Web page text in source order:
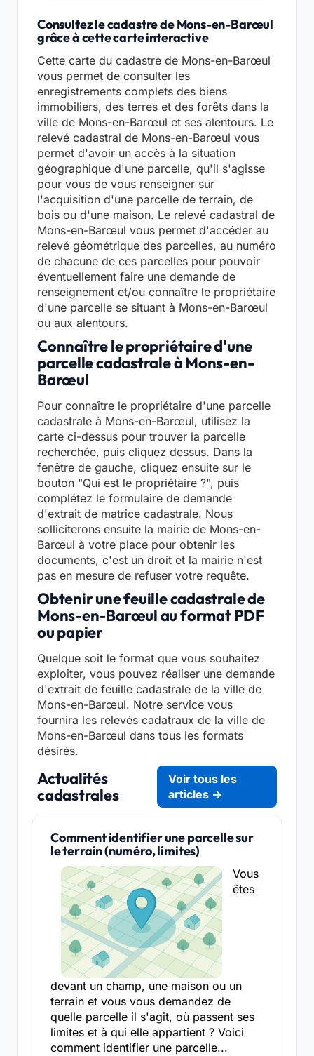
Consultez le cadastre de Mons-en-Barœul
grâce à cette carte interactive
Cette carte du cadastre de Mons-en-Barœul
vous permet de consulter les
enregistrements complets des biens
immobiliers, des terres et des forêts dans la
ville de Mons-en-Barœul et ses alentours. Le
relevé cadastral de Mons-en-Barœul vous
permet d'avoir un accès à la situation
géographique d'une parcelle, qu'il s'agisse
pour vous de vous renseigner sur
l'acquisition d'une parcelle de terrain, de
bois ou d'une maison. Le relevé cadastral de
Mons-en-Barœul vous permet d'accéder au
relevé géométrique des parcelles, au numéro
de chacune de ces parcelles pour pouvoir
éventuellement faire une demande de
renseignement et/ou connaître le propriétaire
d'une parcelle se situant à Mons-en-Barœul
ou aux alentours.
Connaître le propriétaire d'une
parcelle cadastrale à Mons-en-
Barœul
Pour connaître le propriétaire d'une parcelle
cadastrale à Mons-en-Barœul, utilisez la
carte ci-dessus pour trouver la parcelle
recherchée, puis cliquez dessus. Dans la
fenêtre de gauche, cliquez ensuite sur le
bouton "Qui est le propriétaire ?", puis
complétez le formulaire de demande
d'extrait de matrice cadastrale. Nous
solliciterons ensuite la mairie de Mons-en-
Barœul à votre place pour obtenir les
documents, c'est un droit et la mairie n'est
pas en mesure de refuser votre requête.
Obtenir une feuille cadastrale de
Mons-en-Barœul au format PDF
ou papier
Quelque soit le format que vous souhaitez
exploiter, vous pouvez réaliser une demande
d'extrait de feuille cadastrale de la ville de
Mons-en-Barœul. Notre service vous
fournira les relevés cadatraux de la ville de
Mons-en-Barœul dans tous les formats
désirés.
Actualités
cadastrales
Voir tous les
articles →
Comment identifier une parcelle sur
le terrain (numéro, limites)
Vous
êtes
devant un champ, une maison ou un
terrain et vous vous demandez de
quelle parcelle il s'agit, où passent ses
limites et à qui elle appartient ? Voici
comment identifier une parcelle...